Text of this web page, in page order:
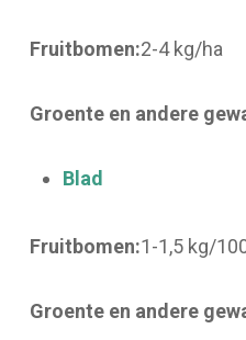
Fruitbomen:2-4 kg/ha
Groente en andere
Blad
Fruitbomen:1-1,5 kg/
Groente en andere